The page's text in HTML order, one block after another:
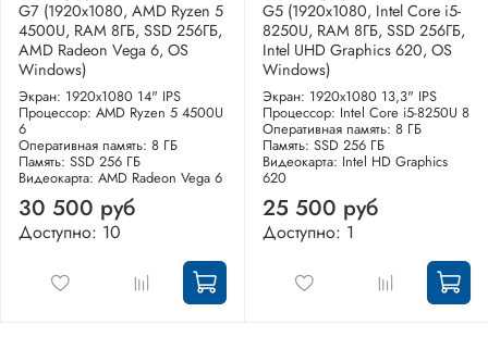
G7 (1920x1080, AMD Ryzen 5
4500U, RAM 8ГБ, SSD 256ГБ,
AMD Radeon Vega 6, OS
Windows)
Экран: 1920x1080 14" IPS
Процессор: AMD Ryzen 5 4500U
6
Оперативная память: 8 ГБ
Память: SSD 256 ГБ
Видеокарта: AMD Radeon Vega 6
30 500 руб
Доступно: 10
G5 (1920x1080, Intel Core i5-
8250U, RAM 8ГБ, SSD 256ГБ,
Intel UHD Graphics 620, OS
Windows)
Экран: 1920x1080 13,3" IPS
Процессор: Intel Core i5-8250U 8
Оперативная память: 8 ГБ
Память: SSD 256 ГБ
Видеокарта: Intel HD Graphics
620
25 500 руб
Доступно: 1